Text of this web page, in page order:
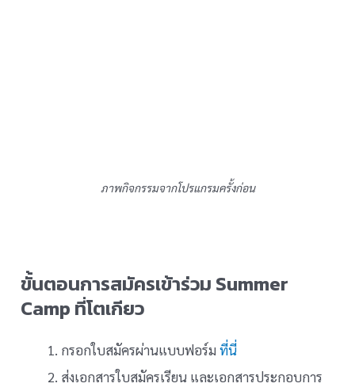
ภาพกิจกรรมจากโปรแกรมครั้งก่อน
ขั้นตอนการสมัครเข้าร่วม Summer
Camp ที่โตเกียว
กรอกใบสมัครผ่านแบบฟอร์มที่นี่
ส่งเอกสารใบสมัครเรียน และเอกสารประกอบการ